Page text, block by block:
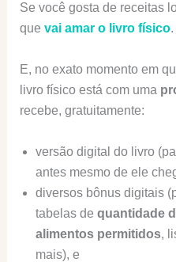
Se você gosta de receitas
que vai amar o livro físico.
E, no exato momento em
livro físico está com uma
recebe, gratuitamente:
versão digital do livro
antes mesmo de ele
diversos bônus digitais
tabelas de quantidade
alimentos permitidos,
mais), e